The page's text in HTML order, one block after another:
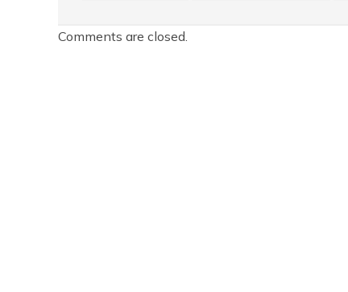
Comments are closed.